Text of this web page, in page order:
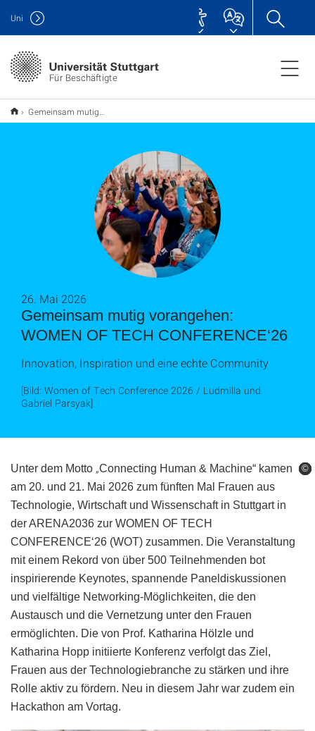
Für Beschäftigte
Uni
Gemeinsam mutig vorangehen: WOMEN OF TECH CONFERENCE‘26
Gemeinsam mutig vorangehen:
WOMEN OF TECH CONFERENCE‘26
26. Mai 2026
Innovation, Inspiration und eine echte Community
[Bild: Women of Tech Conference 2026 / Ludmilla und
Gabriel Parsyak]
Unter dem Motto „Connecting Human & Machine“ kamen
am 20. und 21. Mai 2026 zum fünften Mal Frauen aus
Technologie, Wirtschaft und Wissenschaft in Stuttgart in
der ARENA2036 zur WOMEN OF TECH
CONFERENCE‘26 (WOT) zusammen. Die Veranstaltung
mit einem Rekord von über 500 Teilnehmenden bot
inspirierende Keynotes, spannende Paneldiskussionen
und vielfältige Networking-Möglichkeiten, die den
Austausch und die Vernetzung unter den Frauen
ermöglichten. Die von Prof. Katharina Hölzle und
Katharina Hopp initiierte Konferenz verfolgt das Ziel,
Frauen aus der Technologiebranche zu stärken und ihre
Rolle aktiv zu fördern. Neu in diesem Jahr war zudem ein
Hackathon am Vortag.
©
©
©
©